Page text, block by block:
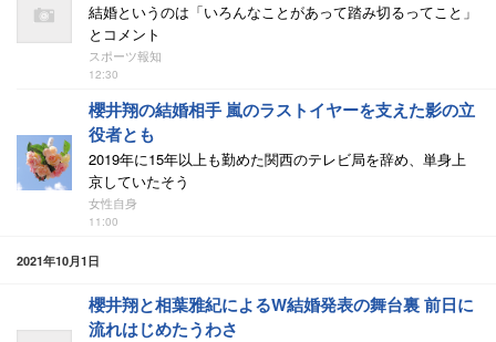
結婚というのは「いろんなことがあって踏み切るってこと」
とコメント
スポーツ報知
12:30
櫻井翔の結婚相手 嵐のラストイヤーを支えた影の立
役者とも
2019年に15年以上も勤めた関西のテレビ局を辞め、単身上
京していたそう
女性自身
11:00
2021年10月1日
櫻井翔と相葉雅紀によるW結婚発表の舞台裏 前日に
流れはじめたうわさ